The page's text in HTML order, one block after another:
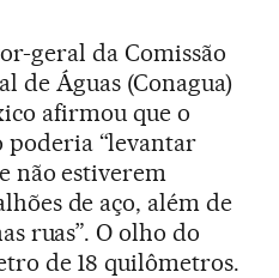
geral da Comissão
de Águas (Conagua)
afirmou que o
poderia “levantar
não estiverem
de aço, além de
ruas”. O olho do
de 18 quilômetros.